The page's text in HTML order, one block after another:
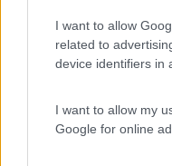
I want to allow
related to
device identifiers in
I want to allow my
Google for online
Servizi / Posizione
In piano su terra